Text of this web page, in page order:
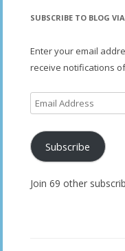
SUBSCRIBE TO BLOG
Enter your email
receive notifications
Email
Address
Subscribe
Join 69 other